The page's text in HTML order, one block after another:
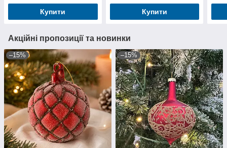
Купити Купити
Акційні пропозиції та новинки
–15% –15%